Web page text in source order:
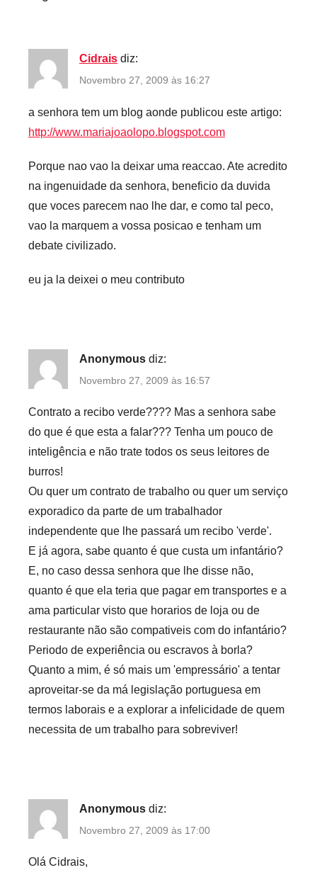
Cidrais diz:
Novembro 27, 2009 às 16:27
a senhora tem um blog aonde publicou este artigo:
http://www.mariajoaolopo.blogspot.com
Porque nao vao la deixar uma reaccao. Ate acredito
na ingenuidade da senhora, beneficio da duvida
que voces parecem nao lhe dar, e como tal peco,
vao la marquem a vossa posicao e tenham um
debate civilizado.
eu ja la deixei o meu contributo
Anonymous diz:
Novembro 27, 2009 às 16:57
Contrato a recibo verde???? Mas a senhora sabe
do que é que esta a falar??? Tenha um pouco de
inteligência e não trate todos os seus leitores de
burros!
Ou quer um contrato de trabalho ou quer um serviço
exporadico da parte de um trabalhador
independente que lhe passará um recibo 'verde'.
E já agora, sabe quanto é que custa um infantário?
E, no caso dessa senhora que lhe disse não,
quanto é que ela teria que pagar em transportes e a
ama particular visto que horarios de loja ou de
restaurante não são compativeis com do infantário?
Periodo de experiência ou escravos à borla?
Quanto a mim, é só mais um 'empressário' a tentar
aproveitar-se da má legislação portuguesa em
termos laborais e a explorar a infelicidade de quem
necessita de um trabalho para sobreviver!
Anonymous diz:
Novembro 27, 2009 às 17:00
Olá Cidrais,